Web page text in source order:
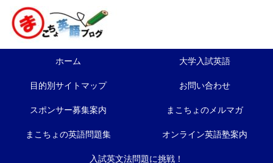
ホーム 大学入試英語
目的別サイトマップ お問い合わせ
スポンサー募集案内 まこちょのメルマガ
まこちょの英語問題集 オンライン英語塾案内
入試英文法問題に挑戦！